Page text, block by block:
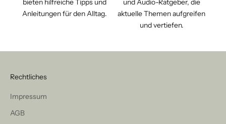
bieten hilfreiche Tipps und
Anleitungen für den Alltag.
und Audio-Ratgeber, die
aktuelle Themen aufgreifen
und vertiefen.
Rechtliches
Impressum
AGB